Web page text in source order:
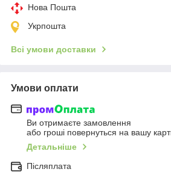
Нова Пошта
Укрпошта
Всі умови доставки
Умови оплати
Ви отримаєте замовлення
або гроші повернуться на вашу
Детальніше
Післяплата